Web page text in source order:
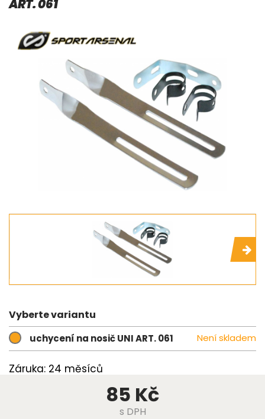
ART. 061
Vyberte variantu
uchycení na nosič UNI ART. 061 Není skladem
Záruka: 24 měsíců
85 Kč
s DPH